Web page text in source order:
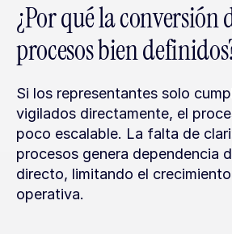
¿Por qué la conversión
procesos bien
Si los representantes solo
vigilados directamente, el
poco escalable. La falta de
procesos genera dependencia
directo, limitando el
operativa.